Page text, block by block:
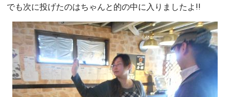
でも次に投げたのはちゃんと的の中に入りましたよ!!